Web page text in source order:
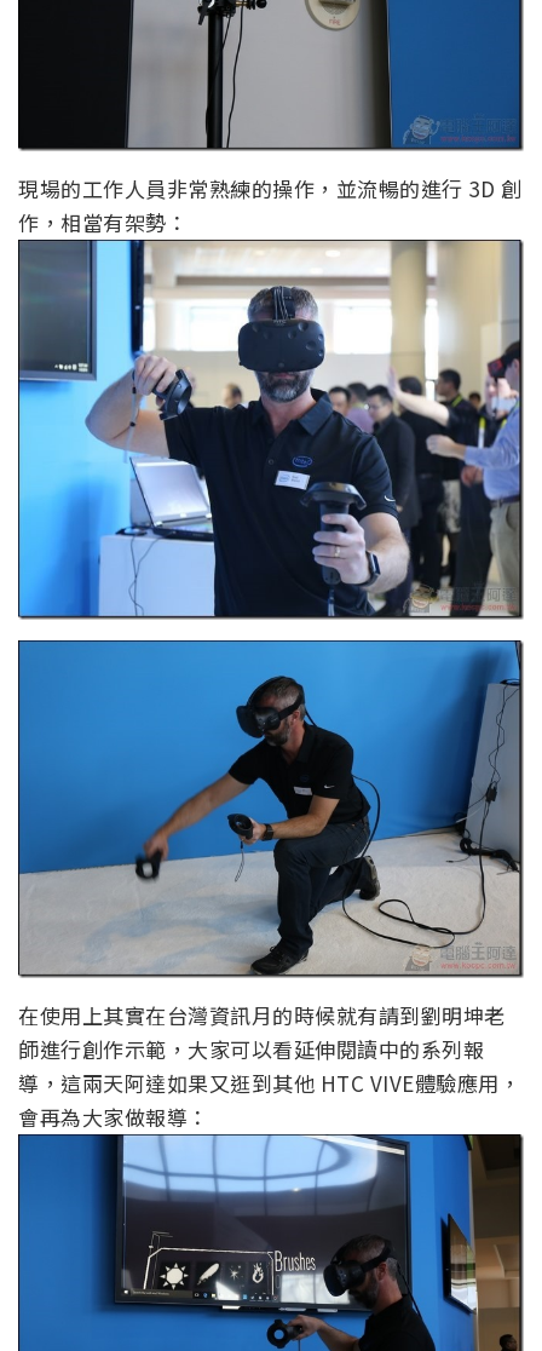
現場的工作人員非常熟練的操作，並流暢的進行 3D 創
作，相當有架勢：
在使用上其實在台灣資訊月的時候就有請到劉明坤老
師進行創作示範，大家可以看延伸閱讀中的系列報
導，這兩天阿達如果又逛到其他 HTC VIVE體驗應用，
會再為大家做報導：